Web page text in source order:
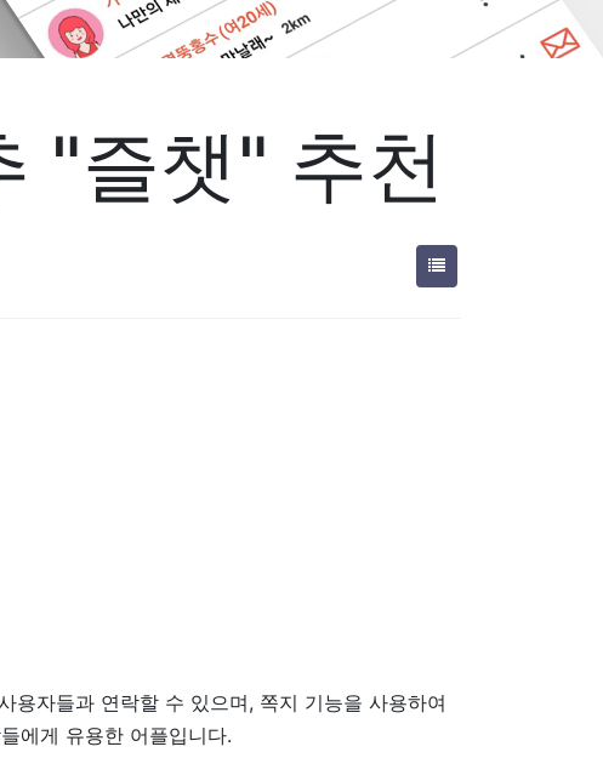
"즐챗" 추천
용자들과 연락할 수 있으며, 쪽지 기능을 사용하여
에게 유용한 어플입니다.